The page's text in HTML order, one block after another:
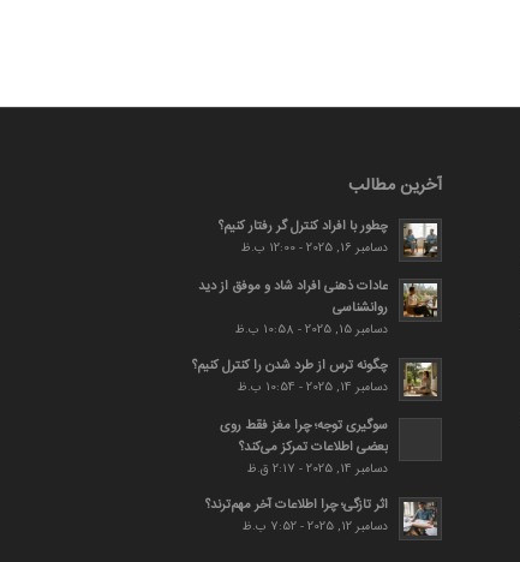
آخرین مطالب
چطور با افراد کنترل گر رفتار کنیم؟
دسامبر 16, 2025 - 12:00 ب.ظ
عادات ذهنی افراد شاد و موفق از دید
روانشناسی
دسامبر 15, 2025 - 10:58 ب.ظ
چگونه ترس از طرد شدن را کنترل کنیم؟
دسامبر 14, 2025 - 10:54 ب.ظ
سوگیری توجه؛ چرا مغز فقط روی
بعضی اطلاعات تمرکز می‌کند؟
دسامبر 14, 2025 - 2:17 ق.ظ
اثر تازگی؛ چرا اطلاعات آخر مهم‌ترند؟
دسامبر 12, 2025 - 7:52 ب.ظ